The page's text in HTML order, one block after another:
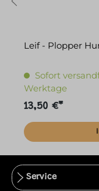
Leif - Plopper
Sofort
Werktage
13,50 €*
Service